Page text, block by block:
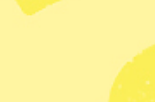
och naturreservatet är bra
både stärker och gör Stockholm till
säger Katarina Luhr.